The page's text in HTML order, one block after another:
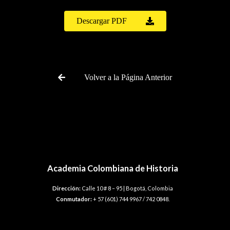
Descargar PDF
Volver a la Página Anterior
Academia Colombiana de Historia
Dirección:Calle 10 # 8 – 95 | Bogotá, Colombia
Conmutador:+ 57 (601) 744 9967 / 742 0848.